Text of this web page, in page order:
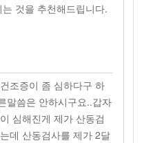
것을 추천해드립니다.
조증이 좀 심하다구 하
말씀은 안하시구요..갑자
심해진게 제가 산동검
데 산동검사를 제가 2달